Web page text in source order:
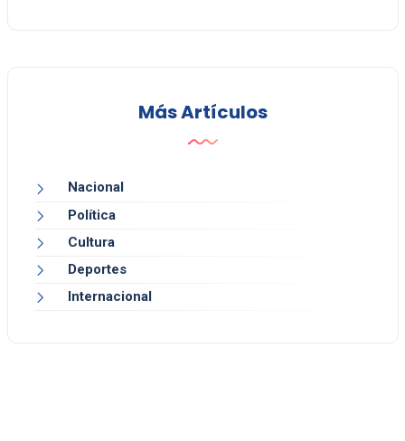
Más Artículos
Nacional
Política
Cultura
Deportes
Internacional